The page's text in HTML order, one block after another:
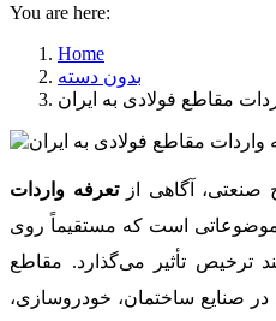
You are here:
Home
بدون دسته
مقاطع فولادی به ایران
صنعتی، آگاهی ازتعرفه واردات
موضوعاتی است که مستقیماً روی
ترخیص تأثیر می‌گذارد. مقاطع
در صنایع ساختمان، خودروسازی،